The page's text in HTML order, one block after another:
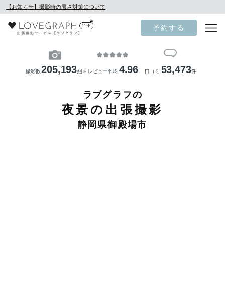
【お知らせ】撮影時の暑さ対策について
予約する
撮影数205,193組 ※ レビュー平均 4.96 口コミ 53,473件
ラブグラフの
夜景の出張撮影
静岡県御殿場市